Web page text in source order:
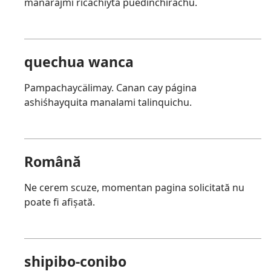
quechua wanca
Pampachaycälimay. Canan cay página
ashiśhayquita manalami talinquichu.
Română
Ne cerem scuze, momentan pagina solicitată nu
poate fi afișată.
shipibo-conibo